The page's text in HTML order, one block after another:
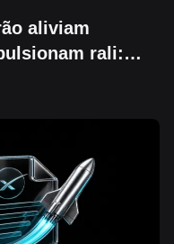
aliviam
rali: